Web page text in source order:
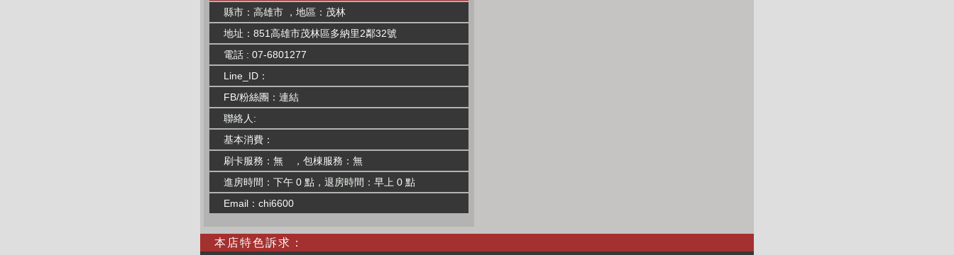
縣市：高雄市 ，地區：茂林
地址：851高雄市茂林區多納里2鄰32號
電話 : 07-6801277
Line_ID：
FB/粉絲團：連結
聯絡人:
基本消費：
刷卡服務：無 ，包棟服務：無
進房時間：下午 0 點，退房時間：早上 0 點
Email：chi6600
本店特色訴求：